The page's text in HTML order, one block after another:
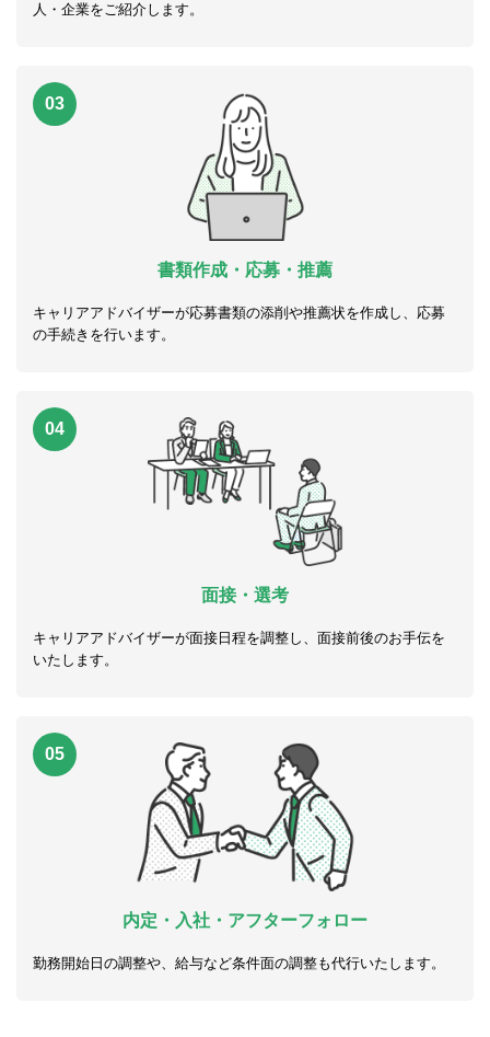
人・企業をご紹介します。
03
書類作成・応募・推薦
キャリアアドバイザーが応募書類の添削や推薦状を作成し、応募
の手続きを行います。
04
面接・選考
キャリアアドバイザーが面接日程を調整し、面接前後のお手伝を
いたします。
05
内定・入社・アフターフォロー
勤務開始日の調整や、給与など条件面の調整も代行いたします。